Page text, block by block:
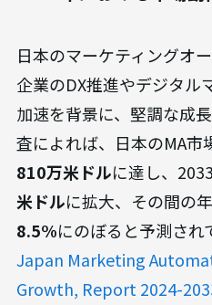
日本のマーケティングオ
企業のDX推進やデジタル
加速を背景に、堅調な成
査によれば、日本のMA市
810万米ドルに達し、
米ドルに拡大、その間の
8.5%にのぼると予測され
Japan Marketing
Growth, Report 2024-